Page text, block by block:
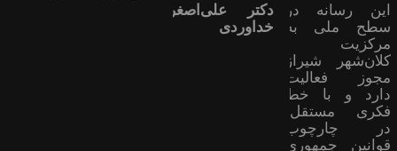
این رسانه در
سطح ملی به
مرکزیت
کلان‌شهر شیراز
مجوز فعالیت
دارد و با خط
فکری مستقل،
در چارچوب
قوانین جمهوری
دکتر علی‌اصغر
خداوردی